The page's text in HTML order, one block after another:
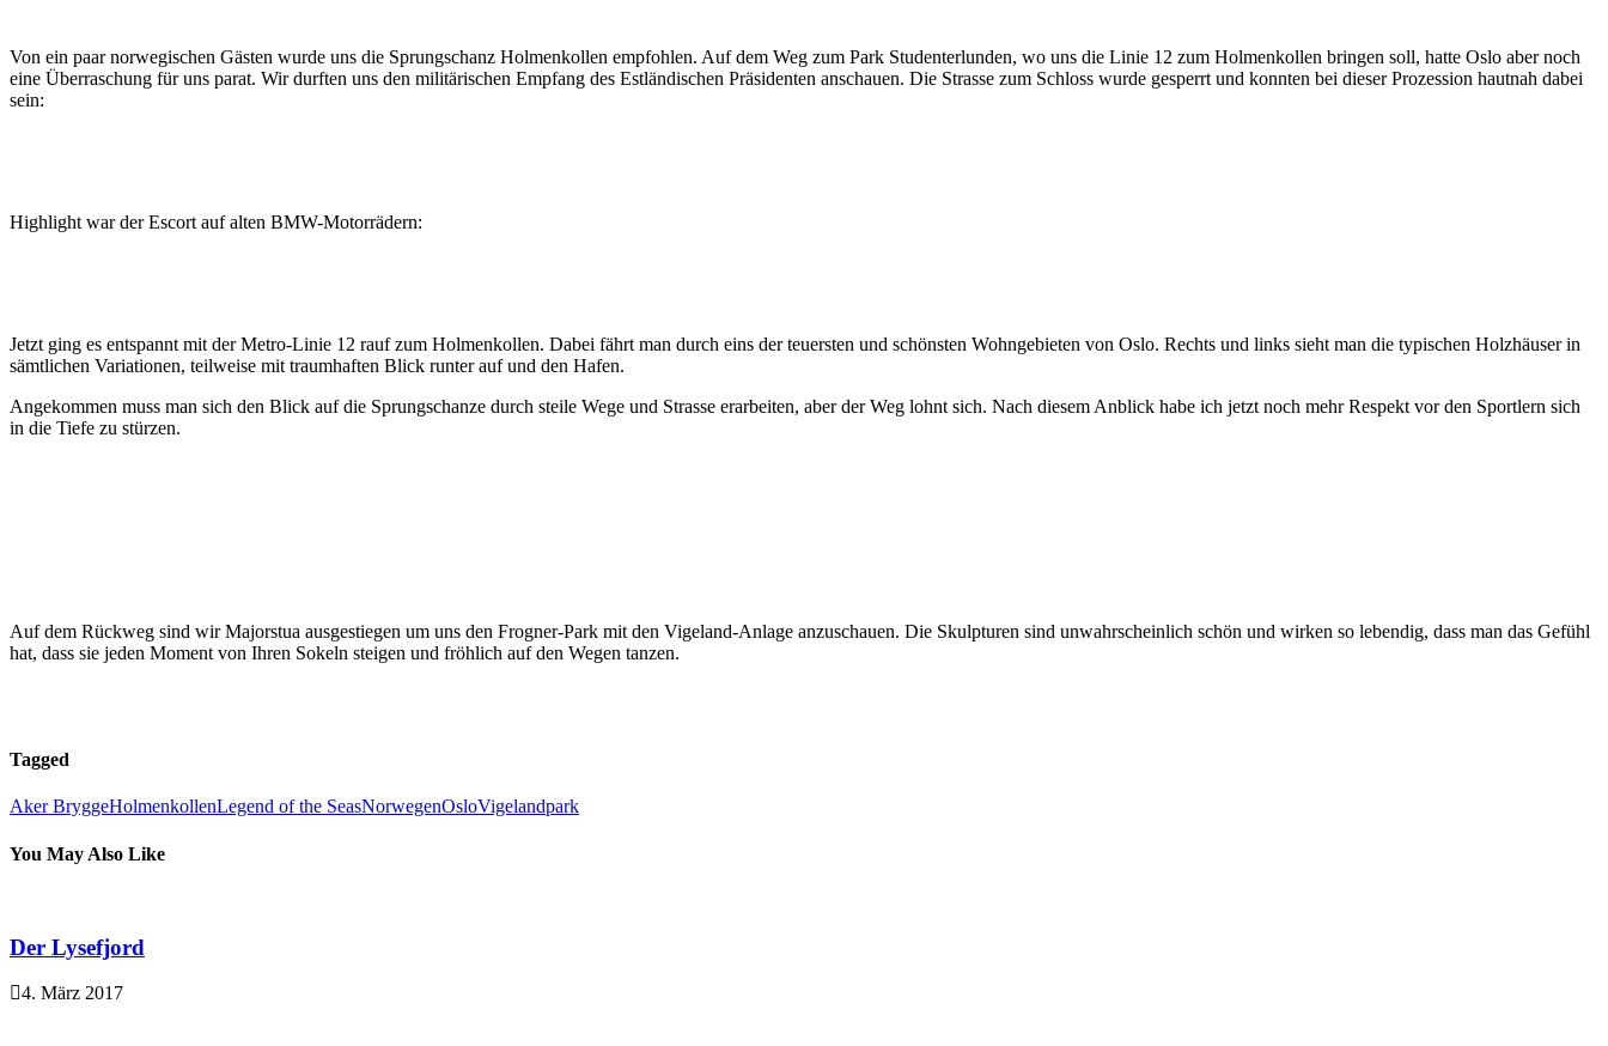
Von ein paar norwegischen Gästen wurde uns die Sprungschanz Holmenkollen empfohlen. Auf dem Weg zum Park Studenterlunden, wo uns die Linie 12 zum Holmenkollen bringen soll, hatte Oslo aber noch
eine Überraschung für uns parat. Wir durften uns den militärischen Empfang des Estländischen Präsidenten anschauen. Die Strasse zum Schloss wurde gesperrt und konnten bei dieser Prozession hautnah dabei
sein:
Highlight war der Escort auf alten BMW-Motorrädern:
Jetzt ging es entspannt mit der Metro-Linie 12 rauf zum Holmenkollen. Dabei fährt man durch eins der teuersten und schönsten Wohngebieten von Oslo. Rechts und links sieht man die typischen Holzhäuser in
sämtlichen Variationen, teilweise mit traumhaften Blick runter auf und den Hafen.
Angekommen muss man sich den Blick auf die Sprungschanze durch steile Wege und Strasse erarbeiten, aber der Weg lohnt sich. Nach diesem Anblick habe ich jetzt noch mehr Respekt vor den Sportlern sich
in die Tiefe zu stürzen.
Auf dem Rückweg sind wir Majorstua ausgestiegen um uns den Frogner-Park mit den Vigeland-Anlage anzuschauen. Die Skulpturen sind unwahrscheinlich schön und wirken so lebendig, dass man das Gefühl
hat, dass sie jeden Moment von Ihren Sokeln steigen und fröhlich auf den Wegen tanzen.
Tagged
Aker BryggeHolmenkollenLegend of the SeasNorwegenOsloVigelandpark
You May Also Like
Der Lysefjord
4. März 2017